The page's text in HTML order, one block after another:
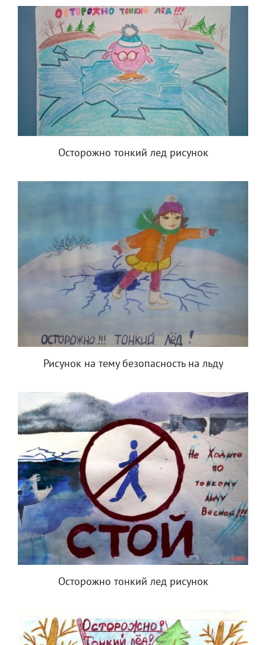
Осторожно тонкий лед рисунок
Рисунок на тему безопасность на льду
Осторожно тонкий лед рисунок